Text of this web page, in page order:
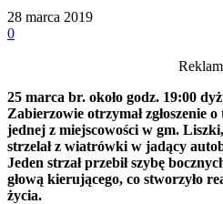
28 marca 2019
0
25 marca br. około godz. 19:00
Zabierzowie otrzymał zgłoszenie
jednej z miejscowości w gm.
strzelał z wiatrówki w jadący
Jeden strzał przebił szybę
głową kierującego, co stworzyło
życia.